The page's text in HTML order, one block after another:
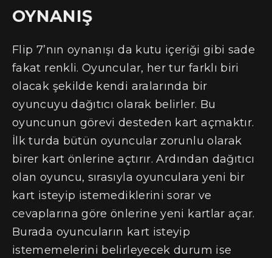
OYNANIŞ
Flip 7’nın oynanışı da kutu içeriği gibi sade
fakat renkli. Oyuncular, her tur farklı biri
olacak şekilde kendi aralarında bir
oyuncuyu dağıtıcı olarak belirler. Bu
oyuncunun görevi desteden kart açmaktır.
İlk turda bütün oyuncular zorunlu olarak
birer kart önlerine açtırır. Ardından dağıtıcı
olan oyuncu, sırasıyla oyunculara yeni bir
kart isteyip istemediklerini sorar ve
cevaplarına göre önlerine yeni kartlar açar.
Burada oyuncuların kart isteyip
istememelerini belirleyecek durum ise